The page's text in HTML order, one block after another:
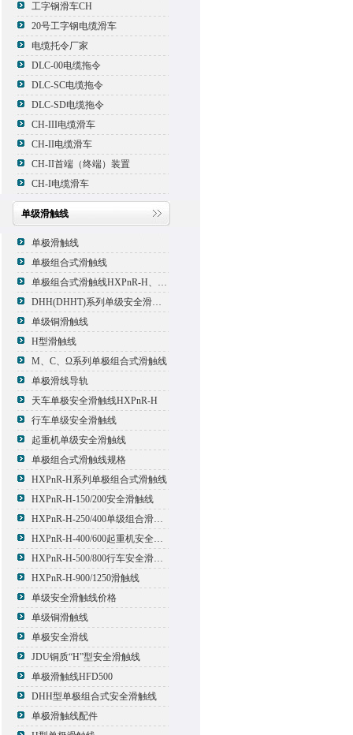
工字钢滑车CH
20号工字钢电缆滑车
电缆托令厂家
DLC-00电缆拖令
DLC-SC电缆拖令
DLC-SD电缆拖令
CH-III电缆滑车
CH-II电缆滑车
CH-II首端（终端）装置
CH-I电缆滑车
单级滑触线
单极滑触线
单极组合式滑触线
单极组合式滑触线HXPnR-H、HXPnR-H8 、HXPnR-HT
DHH(DHHT)系列单级安全滑触线
单级铜滑触线
H型滑触线
M、C、Ω系列单极组合式滑触线
单极滑线导轨
天车单极安全滑触线HXPnR-H
行车单级安全滑触线
起重机单级安全滑触线
单极组合式滑触线规格
HXPnR-H系列单极组合式滑触线
HXPnR-H-150/200安全滑触线
HXPnR-H-250/400单级组合滑触线
HXPnR-H-400/600起重机安全滑触线
HXPnR-H-500/800行车安全滑触线
HXPnR-H-900/1250滑触线
单级安全滑触线价格
单级铜滑触线
单极安全滑线
JDU铜质“H”型安全滑触线
单极滑触线HFD500
DHH型单极组合式安全滑触线
单极滑触线配件